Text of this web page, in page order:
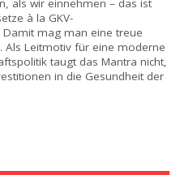
als wir einnehmen – das ist
à la GKV-
mag man eine treue
Als Leitmotiv für eine moderne
taugt das Mantra nicht,
in die Gesundheit der